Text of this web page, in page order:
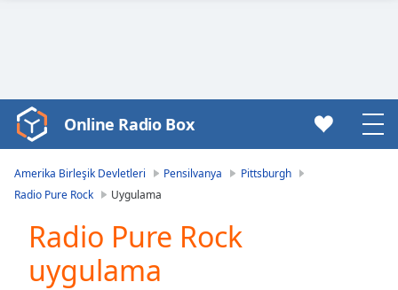
Video
Player
loading.
Video
Skip
Backward
Online Radio Box
Amerika Birleşik Devletleri Pensilvanya
Pittsburgh
Radio Pure Rock
Uygulama
Radio Pure Rock
uygulama